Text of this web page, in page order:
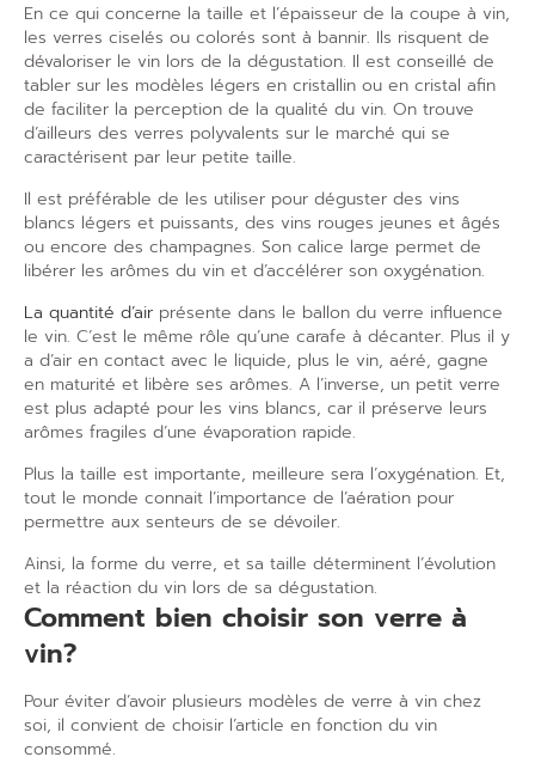
En ce qui concerne la taille et l’épaisseur de la coupe à vin,
les verres ciselés ou colorés sont à bannir. Ils risquent de
dévaloriser le vin lors de la dégustation. Il est conseillé de
tabler sur les modèles légers en cristallin ou en cristal afin
de faciliter la perception de la qualité du vin. On trouve
d’ailleurs des verres polyvalents sur le marché qui se
caractérisent par leur petite taille.
Il est préférable de les utiliser pour déguster des vins
blancs légers et puissants, des vins rouges jeunes et âgés
ou encore des champagnes. Son calice large permet de
libérer les arômes du vin et d’accélérer son oxygénation.
La quantité d’air présente dans le ballon du verre influence
le vin. C’est le même rôle qu’une carafe à décanter. Plus il y
a d’air en contact avec le liquide, plus le vin, aéré, gagne
en maturité et libère ses arômes. A l’inverse, un petit verre
est plus adapté pour les vins blancs, car il préserve leurs
arômes fragiles d’une évaporation rapide.
Plus la taille est importante, meilleure sera l’oxygénation. Et,
tout le monde connait l’importance de l’aération pour
permettre aux senteurs de se dévoiler.
Ainsi, la forme du verre, et sa taille déterminent l’évolution
et la réaction du vin lors de sa dégustation.
Comment bien choisir son verre à
vin?
Pour éviter d’avoir plusieurs modèles de verre à vin chez
soi, il convient de choisir l’article en fonction du vin
consommé.